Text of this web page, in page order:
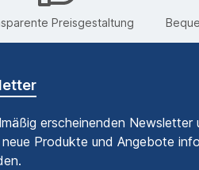
Preisgestaltung
erscheinenden Newsletter
Produkte und Angebote